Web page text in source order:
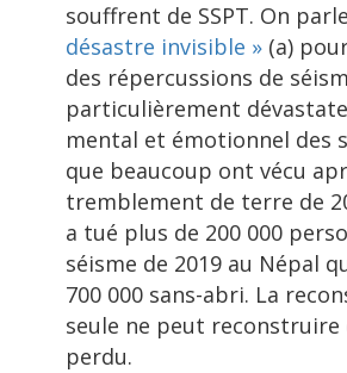
souffrent de SSPT. On
désastre invisible » (a)
des répercussions de
particulièrement
mental et émotionnel des
que beaucoup ont vécu
tremblement de terre de
a tué plus de 200 000
séisme de 2019 au Népal
700 000 sans-abri. La
seule ne peut reconstruire
perdu.